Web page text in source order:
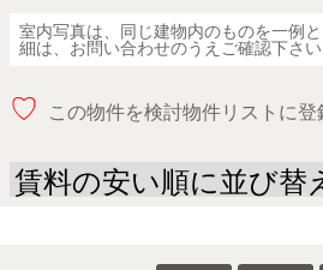
室内写真は、同じ建物内のものを一例
細は、お問い合わせのうえご確認下さい
♡ この物件を検討物件リストに登